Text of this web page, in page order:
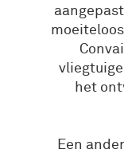
het
Een